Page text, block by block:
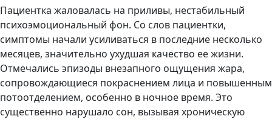
Пациентка жаловалась на приливы, нестабильный
психоэмоциональный фон. Со слов пациентки,
симптомы начали усиливаться в последние несколько
месяцев, значительно ухудшая качество ее жизни.
Отмечались эпизоды внезапного ощущения жара,
сопровождающиеся покраснением лица и повышенным
потоотделением, особенно в ночное время. Это
существенно нарушало сон, вызывая хроническую